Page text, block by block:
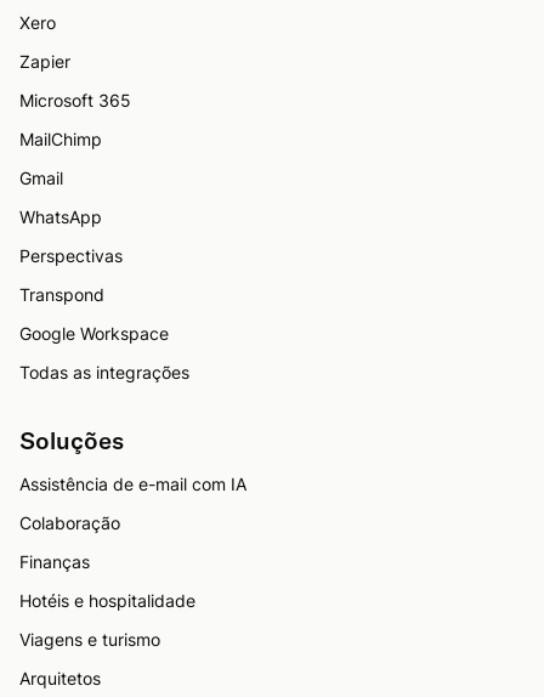
Xero
Zapier
Microsoft 365
MailChimp
Gmail
WhatsApp
Perspectivas
Transpond
Google Workspace
Todas as integrações
Soluções
Assistência de e-mail com IA
Colaboração
Finanças
Hotéis e hospitalidade
Viagens e turismo
Arquitetos